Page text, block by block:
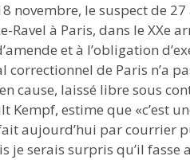
novembre, le suspect de
Ravel à Paris, dans le XXe
et à l’obligation
correctionnel de Paris n’a
cause, laissé libre sous
Kempf, estime que «c’est
aujourd’hui par courrier
je serais surpris qu’il fasse